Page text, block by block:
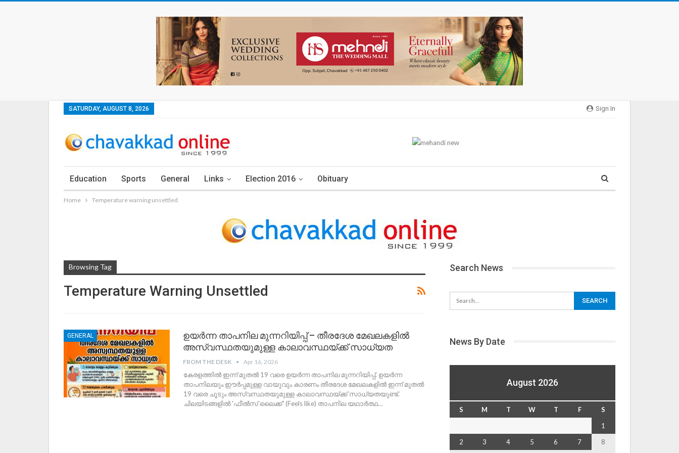
Sign In
SATURDAY, AUGUST 8, 2026
Education Sports General Links Election 2016 Obituary
Home Temperature warning unsettled
Browsing Tag
Temperature Warning Unsettled
GENERAL
ഉയർന്ന താപനില മുന്നറിയിപ്പ് – തീരദേശ മേഖലകളിൽ
അസ്വസ്ഥതയുമുള്ള കാലാവസ്ഥയ്ക്ക് സാധ്യത
FROM THE DESK Apr 16, 2026
കേരളത്തിൽ ഇന്ന് മുതൽ 19 വരെ ഉയർന്ന താപനില മുന്നറിയിപ്പ്. ഉയർന്ന
താപനിലയും ഈർപ്പമുള്ള വായുവും കാരണം തീരദേശ മേഖലകളിൽ ഇന്ന് മുതൽ
19 വരെ ചൂടും അസ്വസ്ഥതയുമുള്ള കാലാവസ്ഥയ്ക്ക് സാധ്യതയുണ്ട്.
ചിലയിടങ്ങളിൽ 'ഫീൽസ് ലൈക്ക്' (Feels like) താപനില യഥാർത്ഥ…
Search News
News By Date
August 2026
S M T W T F
S
1
2
3 4 5 6 7 8